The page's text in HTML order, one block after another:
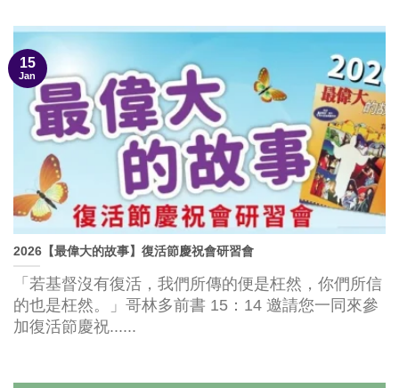
2026【最偉大的故事】復活節慶祝會研習會
「若基督沒有復活，我們所傳的便是枉然，你們所信
的也是枉然。」哥林多前書 15：14 邀請您一同來參
加復活節慶祝......
15
Jan